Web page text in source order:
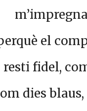
el
resti fidel,
dies